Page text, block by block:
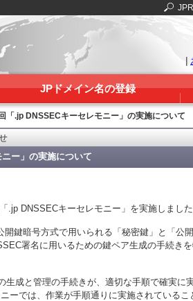
|
JPドメイン名の登録
「.jp DNSSECキーセレモニー」の実施について
ー」の実施について
.jp DNSSECキーセレモニー」を実施しました
鍵暗号方式で用いられる「秘密鍵」と「公
署名に用いるための鍵ペア生成の手続き
生成と管理の手続きが、適切な手順で確実に
ーでは、作業が手順通りに実施されている